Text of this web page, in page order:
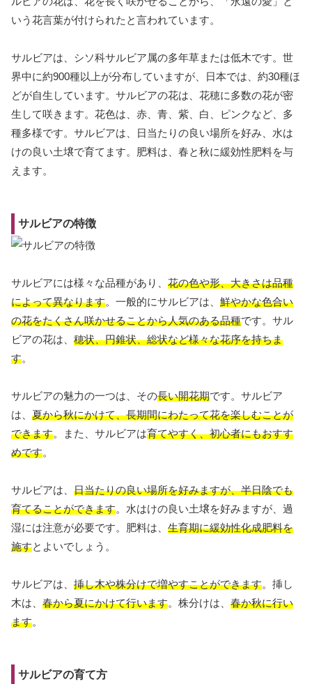
いう花言葉が付けられたと言われています。
サルビアは、シソ科サルビア属の多年草または低木です。世
界中に約900種以上が分布していますが、日本では、約30種ほ
どが自生しています。サルビアの花は、花穂に多数の花が密
生して咲きます。花色は、赤、青、紫、白、ピンクなど、多
種多様です。サルビアは、日当たりの良い場所を好み、水は
けの良い土壌で育てます。肥料は、春と秋に緩効性肥料を与
えます。
サルビアの特徴
サルビアには様々な品種があり、 花の色や形、大きさは品種
によって異なります。一般的にサルビアは、 鮮やかな色合い
の花をたくさん咲かせることから人気のある品種です。サル
ビアの花は、 穂状、円錐状、総状など様々な花序を持ちま
す。
サルビアの魅力の一つは、その長い開花期です。サルビア
は、 夏から秋にかけて、長期間にわたって花を楽しむことが
できます。また、サルビアは育てやすく、初心者にもおすす
めです。
サルビアは、 日当たりの良い場所を好みますが、半日陰でも
育てることができます。水はけの良い土壌を好みますが、過
湿には注意が必要です。肥料は、 生育期に緩効性化成肥料を
施すとよいでしょう。
サルビアは、 挿し木や株分けで増やすことができます。挿し
木は、 春から夏にかけて行います。株分けは、 春か秋に行い
ます。
サルビアの育て方